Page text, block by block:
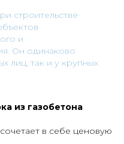
строительстве
и
Он одинаково
лиц, так и у крупных
из газобетона
в себе ценовую